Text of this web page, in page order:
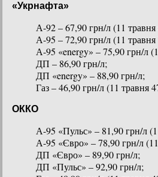
«Укрнафта»
А-92 – 67,90 грн/л (11
А-95 – 72,90 грн/л (11
А-95 «energy» – 75,90 грн/л
ДП – 86,90 грн/л;
ДП «energy» – 88,90 грн/л;
Газ – 46,90 грн/л (11 травня
ОККО
А-95 «Пульс» – 81,90 грн/л
А-95 «Євро» – 78,90 грн/л
ДП «Євро» – 89,90 грн/л;
ДП «Пульс» – 92,90 грн/л;